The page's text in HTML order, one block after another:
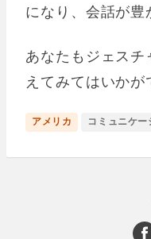
になり、会話が豊
あなたもジェス
えてみてはいかが
アメリカ コミュニケー